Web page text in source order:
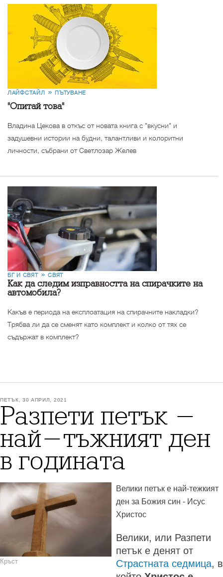
ЛАЙФСТАЙЛ ПЪТУВАНЕ
"Опитай това"
Владина Цекова в откъс от новата книга с "вкусни" и
задушевни истории на будни, талантливи и колоритни
личности, събрани от Светлозар Желев
БГ И СВЯТ СВЯТ
Как да следим изправността на спирачките на
автомобила?
Какъв е периода на експлоатация на спирачните накладки?
Трябва ли да се сменят като комплект и колко от тях се
съдържат в комплект?
ПЕТЪК, 30 АПРИЛ, 2021
Разпети петък -
най-тъжният ден
в годината
Кръст
Велики петък е най-тежкият
ден за Божия син - Исус
Христос
Велики, или Разпети
петък е денят от
Страстната седмица, в